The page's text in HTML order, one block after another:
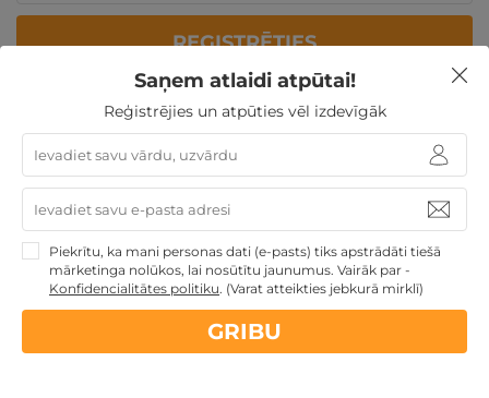
REĢISTRĒTIES
Vairāk informācijas par viesnīcu:
Atpūties greznajā viesnīcā -
Baltic Beach Hotel & SPA
Jūrmalā
Saņem atlaidi atpūtai!
Reģistrējies un atpūties vēl izdevīgāk
Piekrītu, ka mani personas dati (e-pasts) tiks apstrādāti tiešā
mārketinga nolūkos, lai nosūtītu jaunumus. Vairāk par -
Konfidencialitātes politiku. (Varat atteikties jebkurā mirklī)
GRIBU